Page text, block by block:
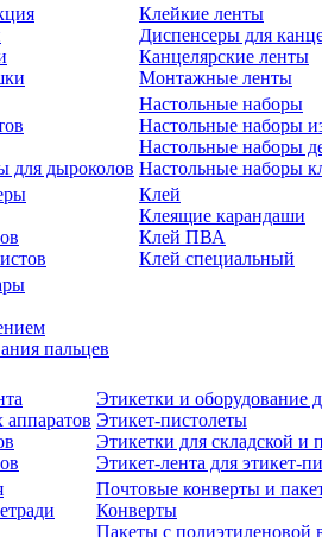
Клейкие ленты
Диспенсеры для
Канцелярские ленты
Монтажные ленты
для дыроколов
Настольные наборы
Настольные наборы
Настольные наборы
Настольные наборы
Клей
Клеящие карандаши
Клей ПВА
Клей специальный
пальцев
аппаратов
Этикетки и оборудование
Этикет-пистолеты
Этикетки для складской
Этикет-лента для этикет-
Почтовые конверты и
Конверты
Пакеты с полиэтиленовой